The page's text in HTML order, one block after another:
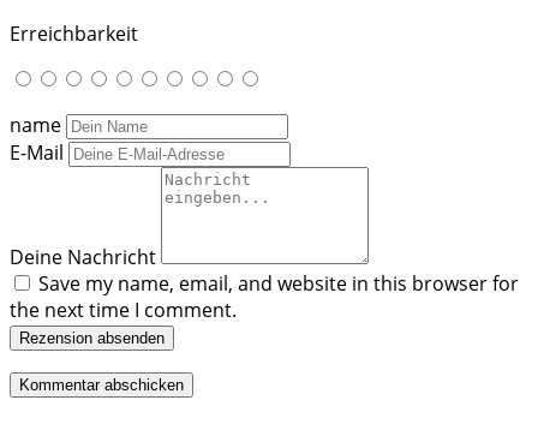
Erreichbarkeit
name
E-Mail
Deine Nachricht
Save my name, email, and website in this browser for
the next time I comment.
Rezension absenden